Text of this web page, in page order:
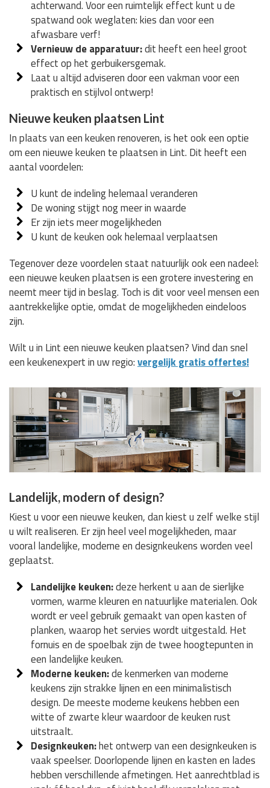
achterwand. Voor een ruimtelijk effect kunt u de
spatwand ook weglaten: kies dan voor een
afwasbare verf!
Vernieuw de apparatuur:dit heeft een heel groot
effect op het gerbuikersgemak.
Laat u altijd adviseren door een vakman voor een
praktisch en stijlvol ontwerp!
Nieuwe keuken plaatsen Lint
In plaats van een keuken renoveren, is het ook een optie
om een nieuwe keuken te plaatsen in Lint. Dit heeft een
aantal voordelen:
U kunt de indeling helemaal veranderen
De woning stijgt nog meer in waarde
Er zijn iets meer mogelijkheden
U kunt de keuken ook helemaal verplaatsen
Tegenover deze voordelen staat natuurlijk ook een nadeel:
een nieuwe keuken plaatsen is een grotere investering en
neemt meer tijd in beslag. Toch is dit voor veel mensen een
aantrekkelijke optie, omdat de mogelijkheden eindeloos
zijn.
Wilt u in Lint een nieuwe keuken plaatsen? Vind dan snel
een keukenexpert in uw regio:vergelijk gratis offertes!
Landelijk, modern of design?
Kiest u voor een nieuwe keuken, dan kiest u zelf welke stijl
u wilt realiseren. Er zijn heel veel mogelijkheden, maar
vooral landelijke, moderne en designkeukens worden veel
geplaatst.
Landelijke keuken:deze herkent u aan de sierlijke
vormen, warme kleuren en natuurlijke materialen. Ook
wordt er veel gebruik gemaakt van open kasten of
planken, waarop het servies wordt uitgestald. Het
fornuis en de spoelbak zijn de twee hoogtepunten in
een landelijke keuken.
Moderne keuken:de kenmerken van moderne
keukens zijn strakke lijnen en een minimalistisch
design. De meeste moderne keukens hebben een
witte of zwarte kleur waardoor de keuken rust
uitstraalt.
Designkeuken:het ontwerp van een designkeuken is
vaak speelser. Doorlopende lijnen en kasten en lades
hebben verschillende afmetingen. Het aanrechtblad is